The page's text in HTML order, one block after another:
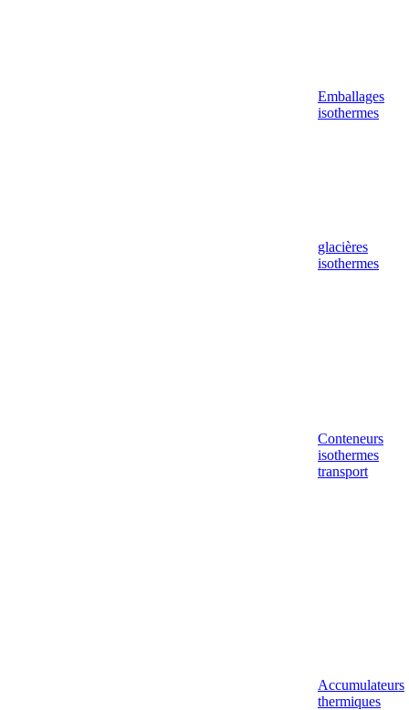
Emballages
isothermes
glacières
isothermes
Conteneurs
isothermes
transport
Accumulateurs
thermiques